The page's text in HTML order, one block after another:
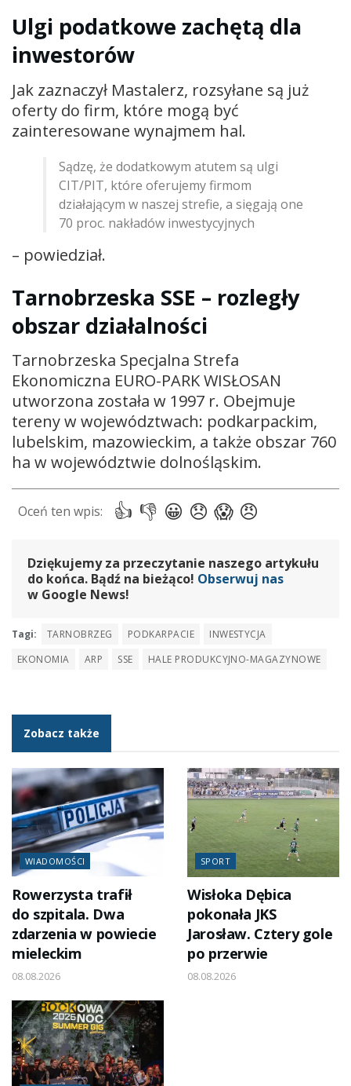
Ulgi podatkowe zachętą dla
inwestorów
Jak zaznaczył Mastalerz, rozsyłane są już
oferty do firm, które mogą być
zainteresowane wynajmem hal.
Sądzę, że dodatkowym atutem są ulgi
CIT/PIT, które oferujemy firmom
działającym w naszej strefie, a sięgają one
70 proc. nakładów inwestycyjnych
– powiedział.
Tarnobrzeska SSE – rozległy
obszar działalności
Tarnobrzeska Specjalna Strefa
Ekonomiczna EURO-PARK WISŁOSAN
utworzona została w 1997 r. Obejmuje
tereny w województwach: podkarpackim,
lubelskim, mazowieckim, a także obszar 760
ha w województwie dolnośląskim.
Dziękujemy za przeczytanie naszego artykułu
do końca. Bądź na bieżąco! Obserwuj nas
w Google News!
Tagi: TARNOBRZEG PODKARPACIE
INWESTYCJA
EKONOMIA
ARP SSE HALE PRODUKCYJNO-MAGAZYNOWE
Zobacz także
WIADOMOŚCI
Rowerzysta trafił
do szpitala. Dwa
zdarzenia w powiecie
mieleckim
08.08.2026
SPORT
Wisłoka Dębica
pokonała JKS
Jarosław. Cztery gole
po przerwie
08.08.2026